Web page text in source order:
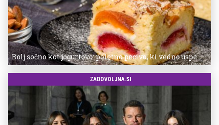
Bolj sočno kot jogurtovo: poletno pecivo, ki vedno uspe
ZADOVOLJNA.SI